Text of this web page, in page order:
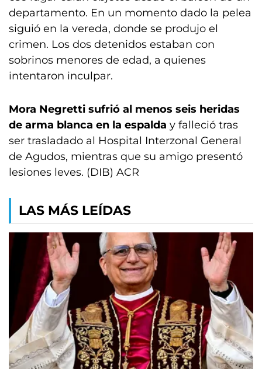
departamento. En un momento dado la pelea
siguió en la vereda, donde se produjo el
crimen. Los dos detenidos estaban con
sobrinos menores de edad, a quienes
intentaron inculpar.
Mora Negretti sufrió al menos seis heridas
de arma blanca en la espalda y falleció tras
ser trasladado al Hospital Interzonal General
de Agudos, mientras que su amigo presentó
lesiones leves. (DIB) ACR
LAS MÁS LEÍDAS